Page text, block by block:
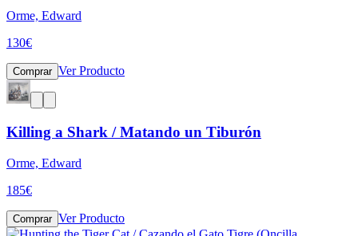
Orme, Edward
130€
Comprar Ver Producto
Killing a Shark / Matando un Tiburón
Orme, Edward
185€
Comprar Ver Producto